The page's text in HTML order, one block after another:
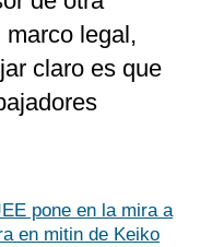
marco legal,
claro es que
pone en la mira a
en mitin de Keiko